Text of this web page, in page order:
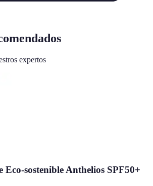
expertos
sostenible Anthelios SPF50+